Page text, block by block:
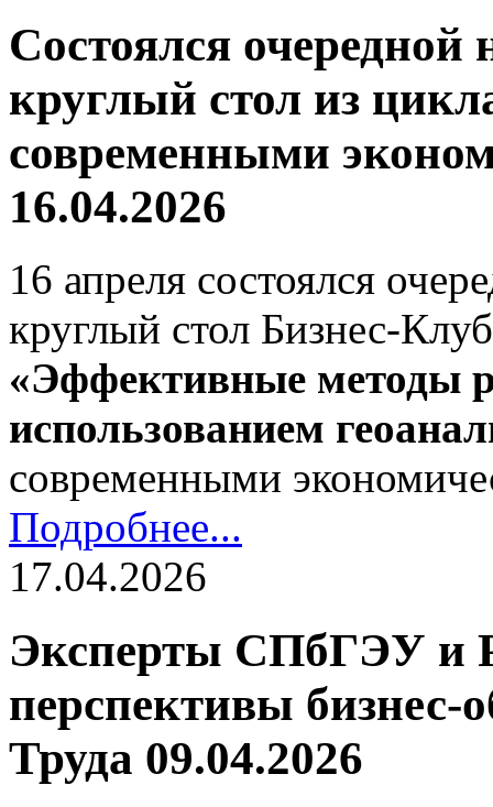
Состоялся
круглый стол из
современными
16.04.2026
16 апреля состоялся
круглый стол Бизнес-
«Эффективные методы
использованием
современными
Подробнее...
17.04.2026
Эксперты СПбГЭУ и
перспективы бизнес-
Труда 09.04.2026